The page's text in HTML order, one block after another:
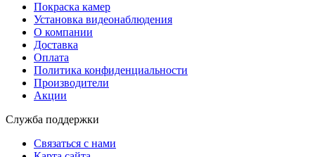
Покраска камер
Установка видеонаблюдения
О компании
Доставка
Оплата
Политика конфиденциальности
Производители
Акции
Служба поддержки
Связаться с нами